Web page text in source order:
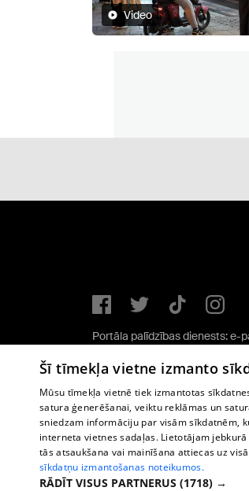
Video
Portāla palīdzības dienests: e-
Copyright © 2004-2026 SIA
Šī tīmekļa vietne izmanto
Mūsu tīmekļa vietnē tiek izmantotas
satura ģenerēšanai, veiktu reklāmas un
sniedzam informāciju par visām sīkdatnēm,
interneta vietnes sadaļas. Lietotājam
tās atsaukšana vai mainīšana attiecas uz
sīkdatņu izmantošanas noteikumos.
RĀDĪT VISUS PARTNERUS (1718) →